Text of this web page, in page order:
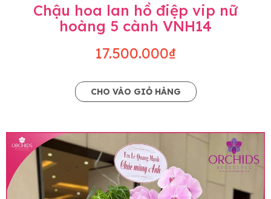
Chậu hoa lan hồ điệp vip nữ
hoàng 5 cành VNH14
17.500.000₫
CHO VÀO GIỎ HÀNG